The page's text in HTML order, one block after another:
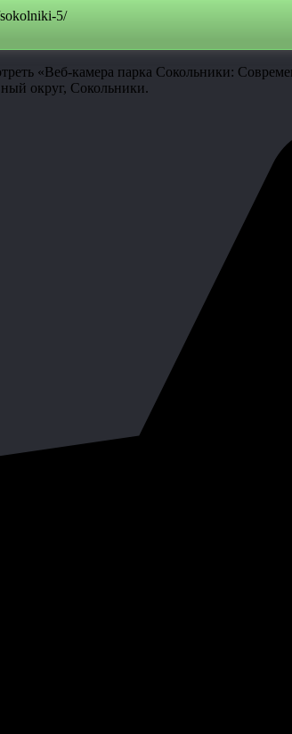
5/
«Веб-камера парка Сокольники:
округ, Сокольники.